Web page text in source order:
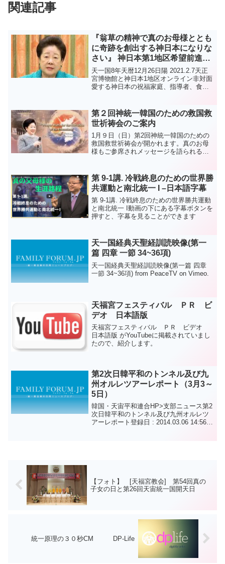
関連記事
『翁草の精神で真のお母様ととも
に奇跡を創出する神日本になりな
さい』 神日本第1地区希望前進礼
拝 真のお母様のみ言
天一国8年天暦12月26日陽 2021.2.7天正
宮博物館と神日本1地区オンライン非対面
愛する神日本の祝福家庭、指導者、食口
陸会長の恩恵深く決断に満ちた「必ず勝
利する」...
第２回神統一韓国のための救国救
世祈祷会のご案内
1月９日（日）第2回神統一韓国のための
救国救世祈祷会が開かれます。真のお母
様もご参席されメッセージを語られる予
なります。■日時：2022 年1 月9 日
（日）9時30分...
第 9-1講. 冷戦終息のための世界勝
共運動と南北統一 I –日本語字幕
第 9-1講. 冷戦終息のための世界勝共運動
と南北統一 I動画の下にある字幕ボタンを
押すと、字幕を見ることができます
天一国経典天聖経訓読映像(第一
篇 四章 一節 34~36項)
天一国経典天聖経訓読映像(第一篇 四章
一節 34~36項) from PeaceTV on Vimeo.
天福宮フェスティバル ＰＲ ビ
デオ 日本語版
天福宮フェスティバル ＰＲ ビデオ
日本語版 がYouTubeに掲載されていまし
たので、紹介します。
第2次日韓平和のトンネル及び九
州オルレツアーレポート（3月3～
5日）
韓国・天宙平和連合HP>支部ニュース第2
次日韓平和のトンネル及び九州オルレツ
アーレポート登録日 : 2014.03.06 14:56천
【フォト】 [天福宮教会] 第54回真の
子女の日と第26回天宙統一国開天日
統一原理の３０秒CM DP-Life